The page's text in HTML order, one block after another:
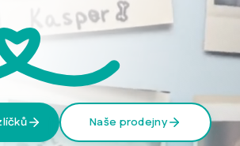
Naše prodejny